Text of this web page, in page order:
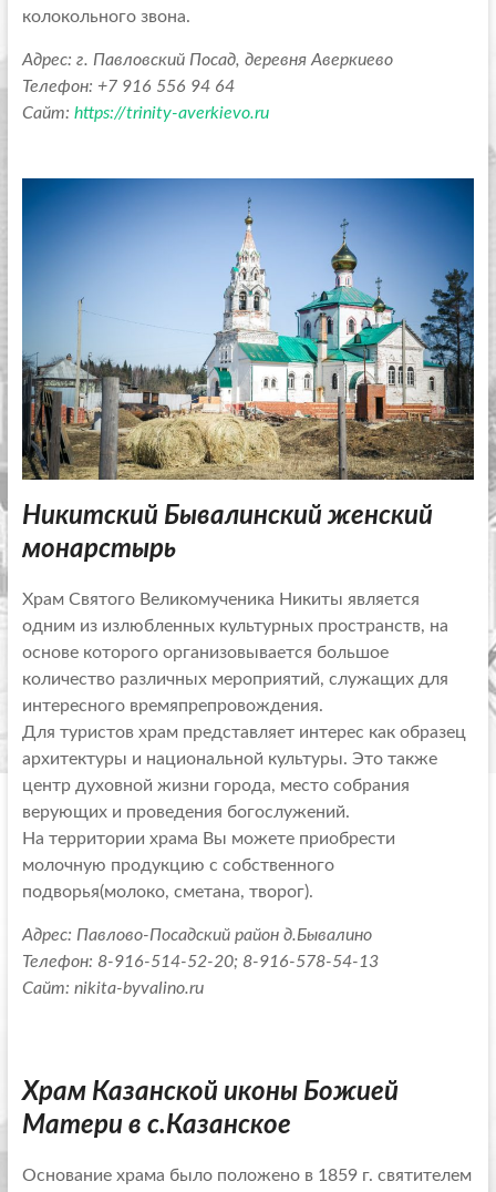
колокольного звона.
Адрес: г. Павловский Посад, деревня Аверкиево
Телефон: +7 916 556 94 64
Сайт: https://trinity-averkievo.ru
Никитский Бывалинский женский
монарстырь
Храм Святого Великомученика Никиты является
одним из излюбленных культурных пространств, на
основе которого организовывается большое
количество различных мероприятий, служащих для
интересного времяпрепровождения.
Для туристов храм представляет интерес как образец
архитектуры и национальной культуры. Это также
центр духовной жизни города, место собрания
верующих и проведения богослужений.
На территории храма Вы можете приобрести
молочную продукцию с собственного
подворья(молоко, сметана, творог).
Адрес: Павлово-Посадский район д.Бывалино
Телефон: 8-916-514-52-20; 8-916-578-54-13
Сайт: nikita-byvalino.ru
Храм Казанской иконы Божией
Матери в с.Казанское
Основание храма было положено в 1859 г. святителем